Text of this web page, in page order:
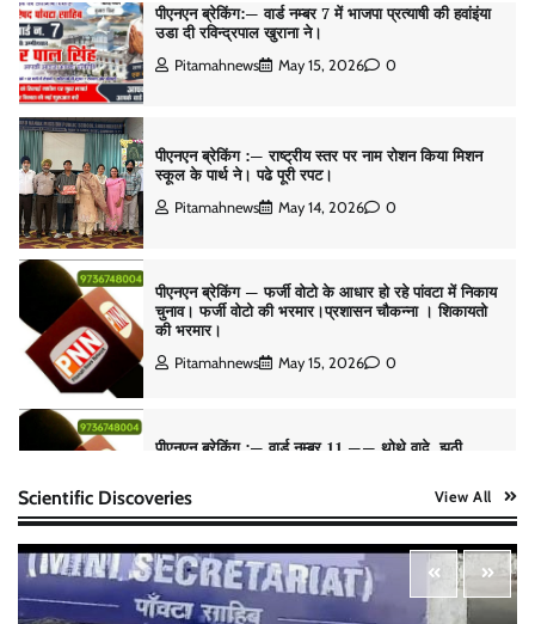
पीएनएन ब्रेकिंग:— वार्ड नम्बर 7 में भाजपा प्रत्याषी की हवांइंया
उडा दी रविन्द्रपाल खुराना ने।
Pitamahnews May 15, 2026 0
पीएनएन ब्रेकिंग :— राष्ट्रीय स्तर पर नाम रोशन किया मिशन
स्कूल के पार्थ ने। पढे पूरी रपट।
Pitamahnews May 14, 2026 0
पीएनएन ब्रेकिंग — फर्जी वोटो के आधार हो रहे पांवटा में निकाय
चुनाव। फर्जी वोटो की भरमार।प्रशासन चौकन्ना । शिकायतो
की भरमार।
Pitamahnews May 15, 2026 0
पीएनएन ब्रेकिंग :— वार्ड नम्बर 11 —— थोथे वादे, झूठी
Pitamahnews
पीएनएन ब्रेकिंग:— वार्ड नम्बर 7 में भाजपा प्रत्याषी की हवांइंया
उडा दी रविन्द्रपाल खुराना ने।
Scientific Discoveries View All